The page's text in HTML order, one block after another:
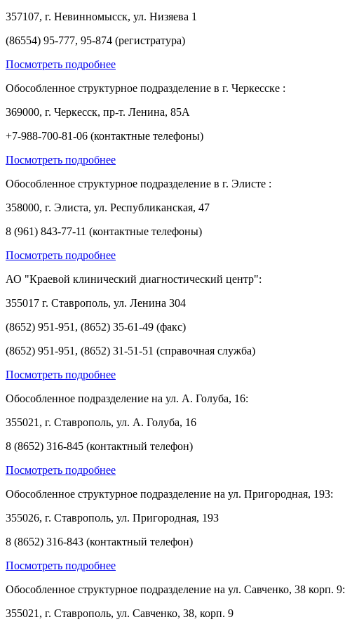
357107, г. Невинномысск, ул. Низяева 1
(86554) 95-777, 95-874 (регистратура)
Посмотреть подробнее
Обособленное структурное подразделение в г. Черкесске :
369000, г. Черкесск, пр-т. Ленина, 85А
+7-988-700-81-06 (контактные телефоны)
Посмотреть подробнее
Обособленное структурное подразделение в г. Элисте :
358000, г. Элиста, ул. Республиканская, 47
8 (961) 843-77-11 (контактные телефоны)
Посмотреть подробнее
АО "Краевой клинический диагностический центр":
355017 г. Ставрополь, ул. Ленина 304
(8652) 951-951, (8652) 35-61-49 (факс)
(8652) 951-951, (8652) 31-51-51 (справочная служба)
Посмотреть подробнее
Обособленное подразделение на ул. А. Голуба, 16:
355021, г. Ставрополь, ул. А. Голуба, 16
8 (8652) 316-845 (контактный телефон)
Посмотреть подробнее
Обособленное структурное подразделение на ул. Пригородная, 193:
355026, г. Ставрополь, ул. Пригородная, 193
8 (8652) 316-843 (контактный телефон)
Посмотреть подробнее
Обособленное структурное подразделение на ул. Савченко, 38 корп. 9:
355021, г. Ставрополь, ул. Савченко, 38, корп. 9